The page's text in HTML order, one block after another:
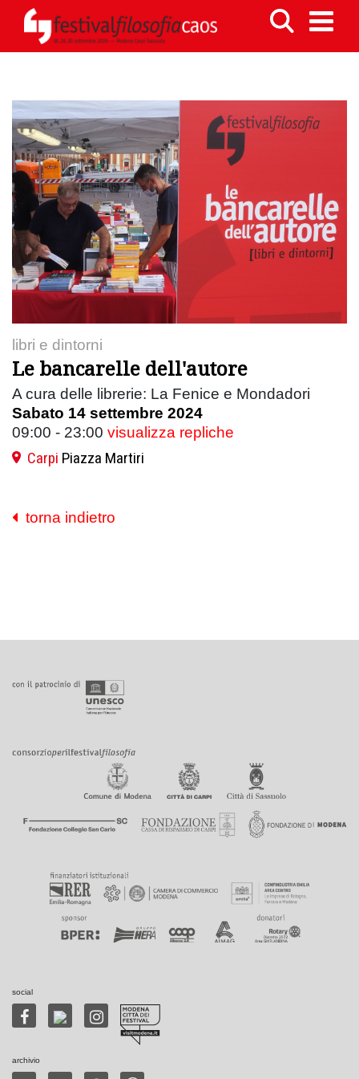
libri e dintorni
Le bancarelle dell'autore
A cura delle librerie: La Fenice e Mondadori
Sabato 14 settembre 2024
09:00 - 23:00 visualizza repliche
Carpi Piazza Martiri
torna indietro
social
archivio